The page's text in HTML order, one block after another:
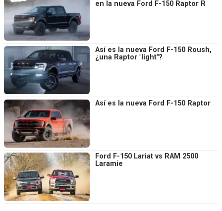
en la nueva Ford F-150 Raptor R
Así es la nueva Ford F-150 Roush,
¿una Raptor "light"?
Así es la nueva Ford F-150 Raptor
Ford F-150 Lariat vs RAM 2500
Laramie